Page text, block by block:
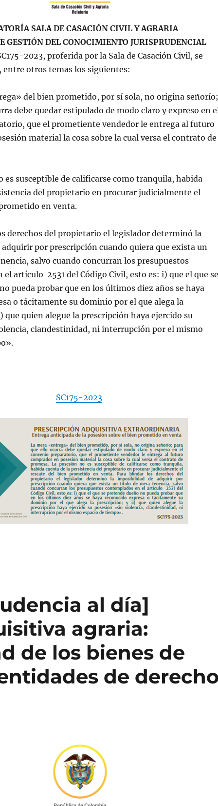
SALA DE CASACIÓN CIVIL Y AGRARIA
GESTIÓN DEL CONOCIMIENTO JURISPRUDENCIAL
2023, proferida por la Sala de Casación Civil, se
otros temas los siguientes:
del bien prometido, por sí sola, no origina señorío;
debe quedar estipulado de modo claro y expreso en
que el prometiente vendedor le entrega al futuro
material la cosa sobre la cual versa el contrato de
es susceptible de calificarse como tranquila, habida
del propietario en procurar judicialmente el
en venta.
derechos del propietario el legislador determinó la
por prescripción cuando quiera que exista un
salvo cuando concurran los presupuestos
el artículo 2531 del Código Civil, esto es: i) que el que se
pueda probar que en los últimos diez años se haya
o tácitamente su dominio por el que alega la
que quien alegue la prescripción haya ejercido su
clandestinidad, ni interrupción por el mismo
SC175-2023
al día]
agraria:
de los bienes de
de